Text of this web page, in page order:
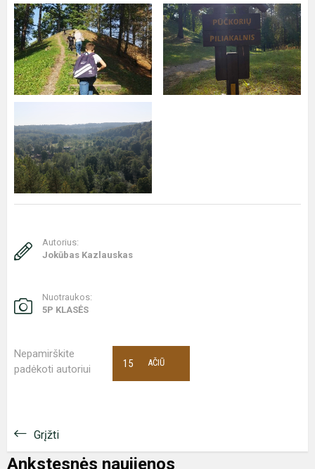
Autorius:
Jokūbas Kazlauskas
Nuotraukos:
5P KLASĖS
Nepamirškite
padėkoti autoriui
AČIŪ
15
Grįžti
Ankstesnės naujienos